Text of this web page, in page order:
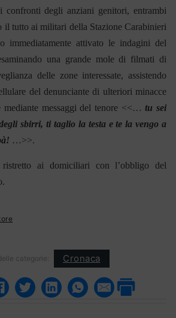
confronti degli anziani genitori, entrambi
il tutto ai militari della Stazione Carabinieri
immediatamente attivato le indagini del
una grande mole di filmati di
delle zone interessate, assistendo
del denunciante di ulteriori minacce
mediante messaggi del tenore <<…tu sei
sbirri, ti taglio la testa e te la vengo a
…>>.
ristretto ai domiciliari con l’obbligo del
categorie: Cronaca